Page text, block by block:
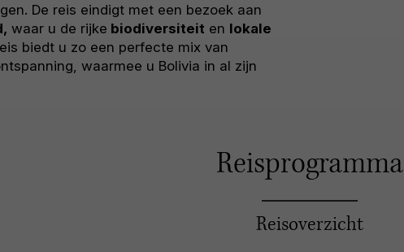
De reis eindigt met een bezoek aan
waar u de rijke biodiversiteit en lokale
biedt u zo een perfecte mix van
waarmee u Bolivia in al zijn
Reisprogramma
Reisoverzicht